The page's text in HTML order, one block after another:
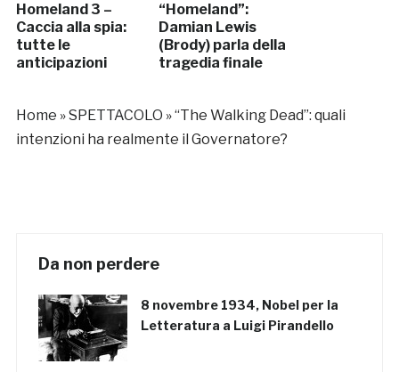
Homeland 3 –
Caccia alla spia:
tutte le
anticipazioni
“Homeland”:
Damian Lewis
(Brody) parla della
tragedia finale
Home »SPETTACOLO »“The Walking Dead”: quali
intenzioni ha realmente il Governatore?
Da non perdere
8 novembre 1934, Nobel per la
Letteratura a Luigi Pirandello